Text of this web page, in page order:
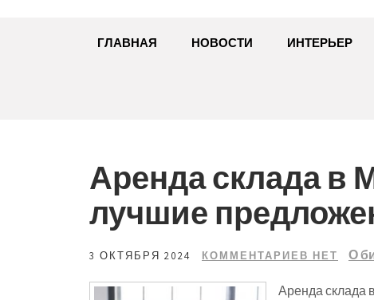
ГЛАВНАЯ НОВОСТИ ИНТЕРЬЕР
Аренда склада в
лучшие
3 ОКТЯБРЯ 2024 КОММЕНТАРИЕВ НЕТ О
Аренда склада